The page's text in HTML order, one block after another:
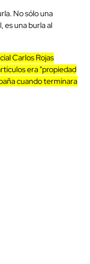
No sólo una
es una burla al
Carlos Rojas
era "propiedad
cuando terminara